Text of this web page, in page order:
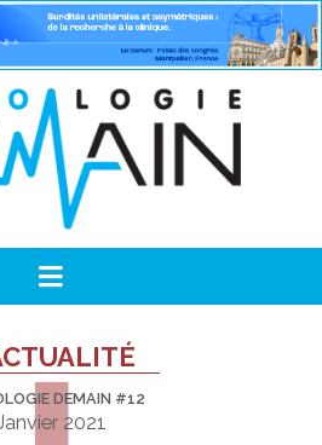
DEMAIN #12
2021